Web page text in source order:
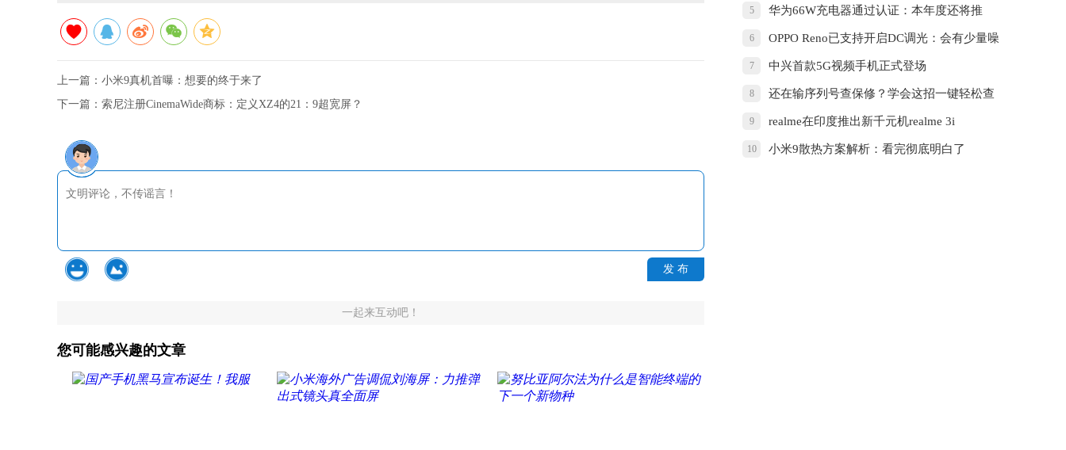
上一篇： 小米9真机首曝：想要的终于来了
下一篇： 索尼注册CinemaWide商标：定义XZ4的21：9超宽屏？
发 布
一起来互动吧！
您可能感兴趣的文章
屏+100倍变焦
5 华为66W充电器通过认证：本年度还将推
100W快充
6 OPPO Reno已支持开启DC调光：会有少量噪
点
7 中兴首款5G视频手机正式登场
8 还在输序列号查保修？学会这招一键轻松查
9 realme在印度推出新千元机realme 3i
10 小米9散热方案解析：看完彻底明白了